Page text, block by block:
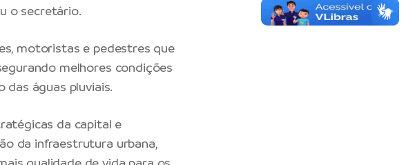
o secretário.
motoristas e pedestres que
melhores condições
das águas pluviais.
da capital e
da infraestrutura urbana,